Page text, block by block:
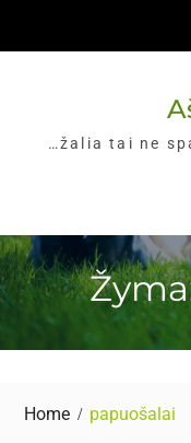
…žalia tai ne
Home papuošalai